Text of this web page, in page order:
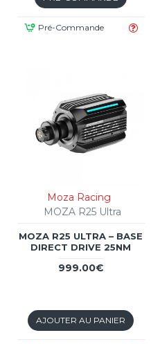
Pré-Commande
Moza Racing
MOZA R25 Ultra
MOZA R25 ULTRA – BASE
DIRECT DRIVE 25NM
999.00€
AJOUTER AU PANIER